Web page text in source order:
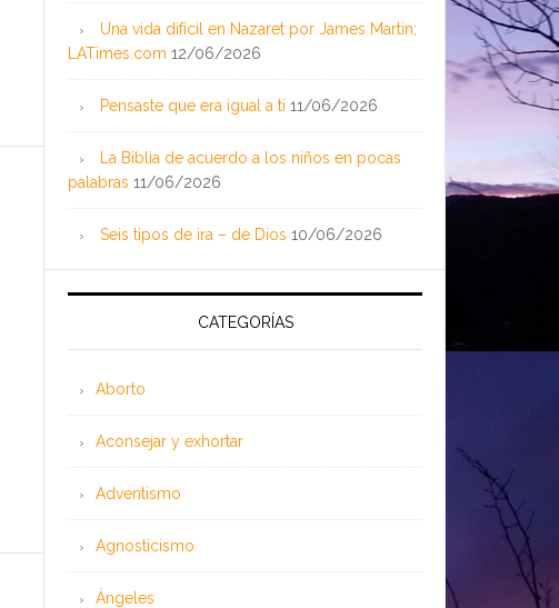
Una vida difícil en Nazaret por James Martin;
LATimes.com 12/06/2026
Pensaste que era igual a ti 11/06/2026
La Biblia de acuerdo a los niños en pocas
palabras 11/06/2026
Seis tipos de ira – de Dios 10/06/2026
CATEGORÍAS
Aborto
Aconsejar y exhortar
Adventismo
Agnosticismo
Ángeles